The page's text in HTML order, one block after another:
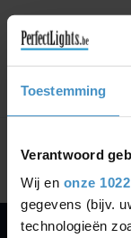
Toestemming
Verantwoord
Wij en onze
gegevens (bijv.
technologieën